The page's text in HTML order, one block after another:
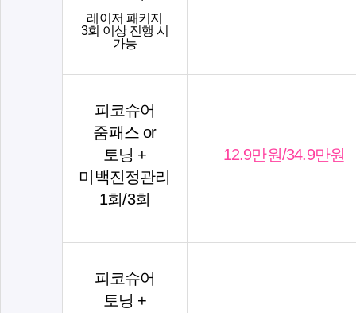
레이저 패키지
3회 이상 진행 시
가능
피코슈어
줌패스 or
토닝 +
미백진정관리
1회/3회
12.9만원/34.9만원
피코슈어
토닝 +